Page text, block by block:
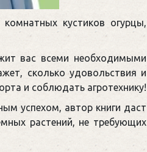
кустиков огурцы,
вас всеми необходимыми
сколько удовольствия и
и соблюдать агротехнику!
успехом, автор книги даст
растений, не требующих